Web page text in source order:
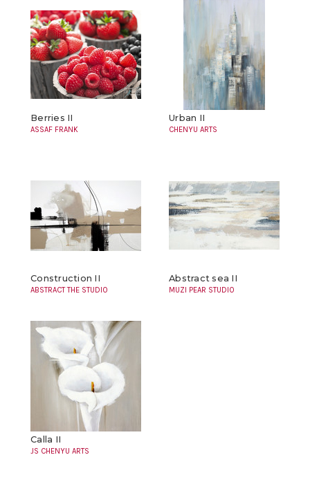
Berries II
ASSAF FRANK
Urban II
CHENYU ARTS
Construction II
ABSTRACT THE STUDIO
Abstract sea II
MUZI PEAR STUDIO
Calla II
JS CHENYU ARTS